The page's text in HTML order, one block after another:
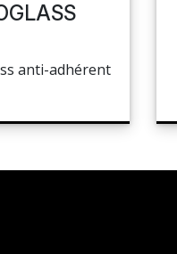
anti-adhérent